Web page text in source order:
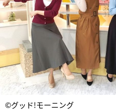
©グッド!モーニング